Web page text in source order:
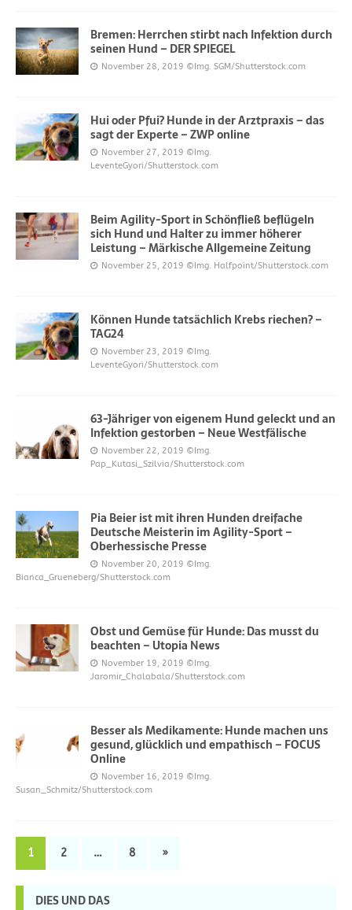
Bremen: Herrchen stirbt nach Infektion durch
seinen Hund – DER SPIEGEL
November 28, 2019 ©Img. SGM/Shutterstock.com
Hui oder Pfui? Hunde in der Arztpraxis – das
sagt der Experte – ZWP online
November 27, 2019 ©Img.
LeventeGyori/Shutterstock.com
Beim Agility-Sport in Schönfließ beflügeln
sich Hund und Halter zu immer höherer
Leistung – Märkische Allgemeine Zeitung
November 25, 2019 ©Img. Halfpoint/Shutterstock.com
Können Hunde tatsächlich Krebs riechen? –
TAG24
November 23, 2019 ©Img.
LeventeGyori/Shutterstock.com
63-Jähriger von eigenem Hund geleckt und an
Infektion gestorben – Neue Westfälische
November 22, 2019 ©Img.
Pap_Kutasi_Szilvia/Shutterstock.com
Pia Beier ist mit ihren Hunden dreifache
Deutsche Meisterin im Agility-Sport –
Oberhessische Presse
November 20, 2019 ©Img.
Bianca_Grueneberg/Shutterstock.com
Obst und Gemüse für Hunde: Das musst du
beachten – Utopia News
November 19, 2019 ©Img.
Jaromir_Chalabala/Shutterstock.com
Besser als Medikamente: Hunde machen uns
gesund, glücklich und empathisch – FOCUS
Online
November 16, 2019 ©Img.
Susan_Schmitz/Shutterstock.com
1 2 … 8 »
DIES UND DAS